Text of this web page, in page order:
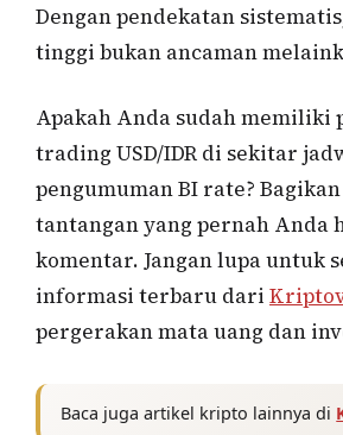
Dengan pendekatan
tinggi bukan ancaman
Apakah Anda sudah memiliki
trading USD/IDR di sekitar
pengumuman BI rate?
tantangan yang pernah Anda
komentar. Jangan lupa untuk
informasi terbaru dari
pergerakan mata uang dan
Baca juga artikel kripto lainnya di